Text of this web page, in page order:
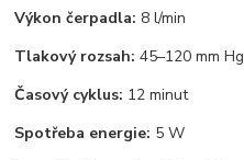
Výkon čerpadla: 8 l/min
Tlakový rozsah: 45–120 mm Hg
Časový cyklus: 12 minut
Spotřeba energie: 5 W